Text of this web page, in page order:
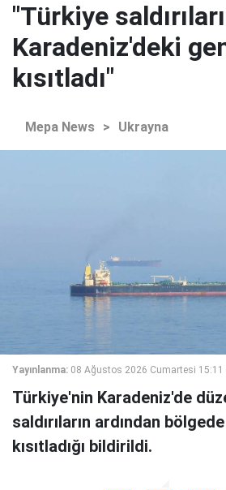
"Türkiye
Karadeniz'deki
kısıtladı"
Mepa News > Ukrayna
Yayınlanma: 08 Ağustos 2026 Cumartesi 15:11
Türkiye'nin Karadeniz'de
saldırıların ardından
kısıtladığı bildirildi.